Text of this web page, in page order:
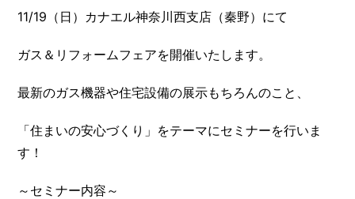
11/19（日）カナエル神奈川西支店（秦野）にて
ガス＆リフォームフェアを開催いたします。
最新のガス機器や住宅設備の展示もちろんのこと、
「住まいの安心づくり」をテーマにセミナーを行いま
す！
～セミナー内容～